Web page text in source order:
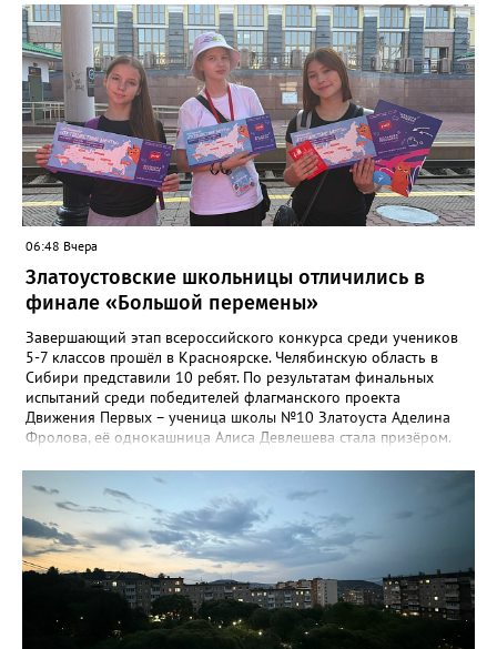
6 вопросов. Южноуральцам, например, предлагают поделиться
опасениями, мучающими их накануне зимы. Среди вариантов:
своевременное начало отопительного сезона, температура в
квартире, возможные аварии и перебои, размер платы за
отопление. А также поставить оценку работе управляющей
компании – в диапазоне от «Безусловно хорошо» до
«Безусловно плохо». «Опрос займет всего пару минут, но ваши
ответы помогут обратить внимание на темы, которые
действительно важны для людей», - утверждают в
министерстве.
06:48 Вчера
Златоустовские школьницы отличились в
финале «Большой перемены»
Завершающий этап всероссийского конкурса среди учеников
5-7 классов прошёл в Красноярске. Челябинскую область в
Сибири представили 10 ребят. По результатам финальных
испытаний среди победителей флагманского проекта
Движения Первых – ученица школы №10 Златоуста Аделина
Фролова, её однокашница Алиса Девлешева стала призёром.
федеральном университете с участием Президента Российской
Федерации Владимира Путина, который поздравил участников
с успешным завершением конкурса и отметил значимость
проекта для развития талантливой молодёжи», - сообщили в
Движении Первых Златоуста. Победителей Всероссийского
конкурса «Большая перемена» ждёт многодневное
«Путешествие мечты» на специальном поезде РЖД по
маршруту Москва-Владивосток с остановками на Байкале и
космодроме Байконур, а также в крупных городах по дороге.